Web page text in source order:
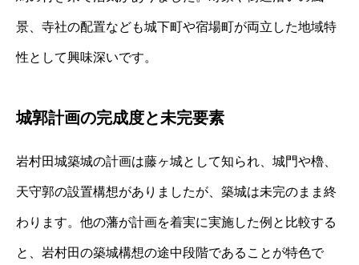
景、寺社の配置なども城下町や宿場町が両立した地域特
性として興味深いです。
城郭計画の完成度と未完要素
岩村田城築城の計画は藤ヶ城として知られ、城門や櫓、
天守郭の設置構想がありましたが、築城は未完のまま終
わります。他の藩が計画を着実に実施した例と比較する
と、岩村田の築城構想の途中段階であることが特色で